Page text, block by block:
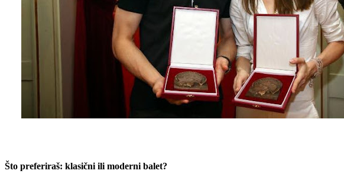
Što preferiraš: klasični ili moderni balet?